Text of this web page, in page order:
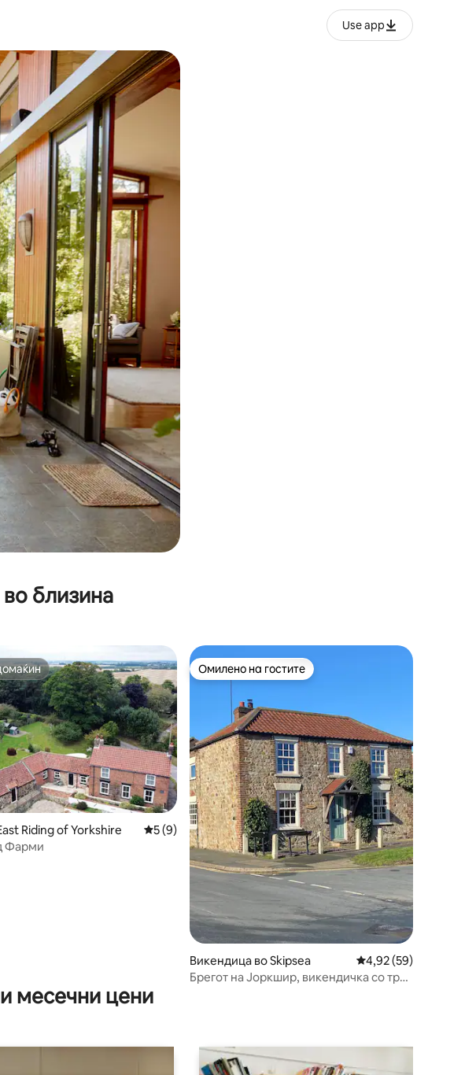
Use app
со допирање или со лизгање.
близина
5, 38 рецензии
Riding of Yorkshire Просечна оцена: 5 од 5, 9 рецензии
5 (9)
Фарми
Омилено на гостите
Омилено на гостите
Викендица во Skipsea Просечна оцена:
4,92 (59)
Брегот на Јоркшир, викендичка со три
месечни цени